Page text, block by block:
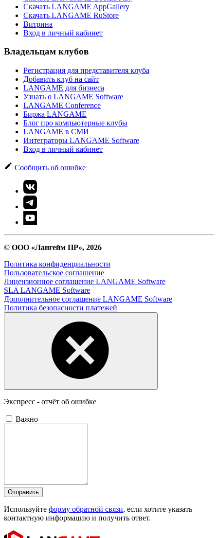
Скачать LANGAME AppGallery
Скачать LANGAME RuStore
Витрина
Вход в личный кабинет
Владельцам клубов
Регистрация для представителя клуба
Добавить клуб на сайт
LANGAME для бизнеса
Узнать о LANGAME Software
LANGAME Conference
Биржа LANGAME
Блог про компьютерные клубы
LANGAME в СМИ
Интеграторы LANGAME Software
Вход в личный кабинет
Сообщить об ошибке
© ООО «Лангейм ПР», 2026
Политика конфиденциальности
Пользовательское соглашение
Лицензионное соглашение LANGAME Software
SLA LANGAME Software
Дополнительное соглашение LANGAME Software
Политика безопасности платежей
Экспресс - отчёт об ошибке
Важно
Отправить
Используйте форму обратной связи, если хотите указать
контактную информацию и получить ответ.